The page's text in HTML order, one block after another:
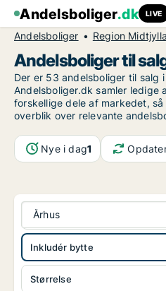
Andelsboliger.dk LIVE
Andelsboliger Region
Andelsboliger til
Der er 53 andelsboliger til salg
Andelsboliger.dk samler ledige
forskellige dele af markedet,
overblik over relevante
Nye i dag1
Århus
Størrelse
Inkludér bytte